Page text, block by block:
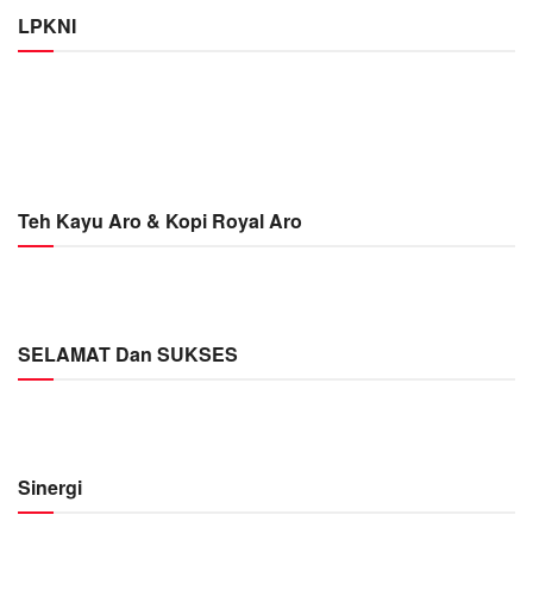
LPKNI
Teh Kayu Aro & Kopi Royal Aro
SELAMAT Dan SUKSES
Sinergi